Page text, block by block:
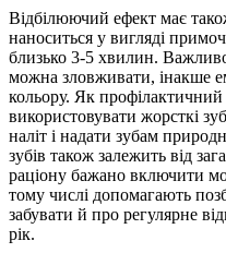
Відбілюючий ефект має
наноситься у вигляді
близько 3-5 хвилин.
можна зловживати, інакше
кольору. Як
використовувати жорсткі
наліт і надати зубам
зубів також залежить від
раціону бажано включити
тому числі допомагають
забувати й про регулярне
рік.